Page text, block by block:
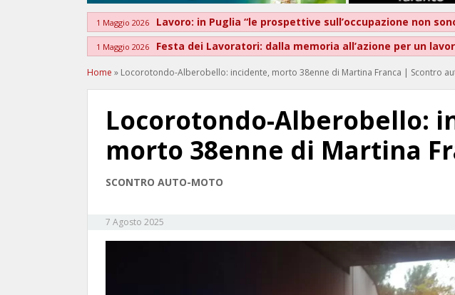
1 Maggio 2026 Lavoro: in Puglia “le prospettive sull’occupazione non
1 Maggio 2026 Festa dei Lavoratori: dalla memoria all’azione per un
Home » Locorotondo-Alberobello: incidente, morto 38enne di Martina Franca | Scontro
Locorotondo-Alberobello:
morto 38enne di Martina
SCONTRO AUTO-MOTO
7 Agosto 2025